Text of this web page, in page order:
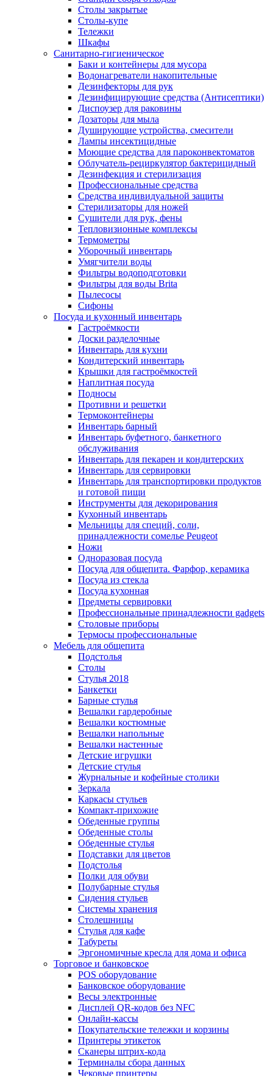
Столы закрытые
Столы-купе
Тележки
Шкафы
Санитарно-гигиеническое
Баки и контейнеры для мусора
Водонагреватели накопительные
Дезинфекторы для рук
Дезинфицирующие средства (Антисептики)
Диспоузер для раковины
Дозаторы для мыла
Душирующие устройства, смесители
Лампы инсектицидные
Моющие средства для пароконвектоматов
Облучатель-рециркулятор бактерицидный
Дезинфекция и стерилизация
Профессиональные средства
Средства индивидуальной защиты
Стерилизаторы для ножей
Сушители для рук, фены
Тепловизионные комплексы
Термометры
Уборочный инвентарь
Умягчители воды
Фильтры водоподготовки
Фильтры для воды Brita
Пылесосы
Сифоны
Посуда и кухонный инвентарь
Гастроёмкости
Доски разделочные
Инвентарь для кухни
Кондитерский инвентарь
Крышки для гастроёмкостей
Наплитная посуда
Подносы
Противни и решетки
Термоконтейнеры
Инвентарь барный
Инвентарь буфетного, банкетного
обслуживания
Инвентарь для пекарен и кондитерских
Инвентарь для сервировки
Инвентарь для транспортировки продуктов
и готовой пищи
Инструменты для декорирования
Кухонный инвентарь
Мельницы для специй, соли,
принадлежности сомелье Peugeot
Ножи
Одноразовая посуда
Посуда для общепита. Фарфор, керамика
Посуда из стекла
Посуда кухонная
Предметы сервировки
Профессиональные принадлежности gadgets
Столовые приборы
Термосы профессиональные
Мебель для общепита
Подстолья
Столы
Стулья 2018
Банкетки
Барные стулья
Вешалки гардеробные
Вешалки костюмные
Вешалки напольные
Вешалки настенные
Детские игрушки
Детские стулья
Журнальные и кофейные столики
Зеркала
Каркасы стульев
Компакт-прихожие
Обеденные группы
Обеденные столы
Обеденные стулья
Подставки для цветов
Подстолья
Полки для обуви
Полубарные стулья
Сидения стульев
Системы хранения
Столешницы
Стулья для кафе
Табуреты
Эргономичные кресла для дома и офиса
Торговое и банковское
POS оборудование
Банковское оборудование
Весы электронные
Дисплей QR-кодов без NFC
Онлайн-кассы
Покупательские тележки и корзины
Принтеры этикеток
Сканеры штрих-кода
Терминалы сбора данных
Чековые принтеры